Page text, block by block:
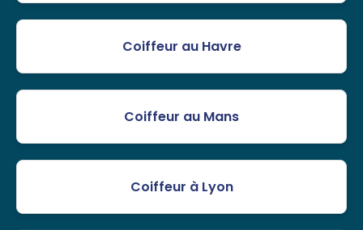
Coiffeur au Havre
Coiffeur au Mans
Coiffeur à Lyon